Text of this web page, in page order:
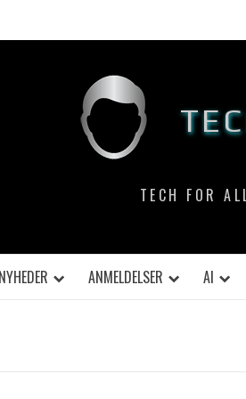
TECH FOR
NYHEDER ANMELDELSER AI